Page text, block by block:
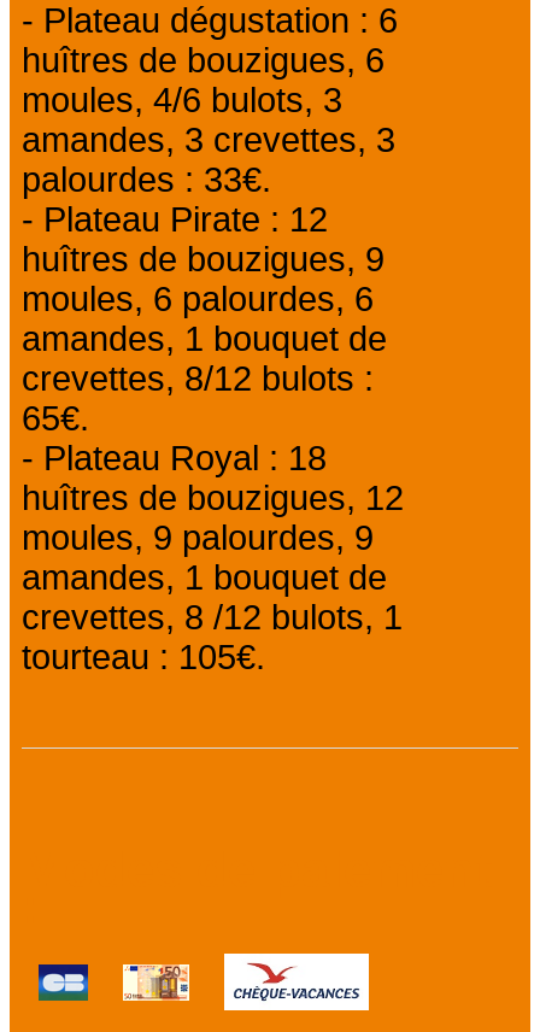
- Plateau dégustation : 6
huîtres de bouzigues, 6
moules, 4/6 bulots, 3
amandes, 3 crevettes, 3
palourdes : 33€.
- Plateau Pirate : 12
huîtres de bouzigues, 9
moules, 6 palourdes, 6
amandes, 1 bouquet de
crevettes, 8/12 bulots :
65€.
- Plateau Royal : 18
huîtres de bouzigues, 12
moules, 9 palourdes, 9
amandes, 1 bouquet de
crevettes, 8 /12 bulots, 1
tourteau : 105€.